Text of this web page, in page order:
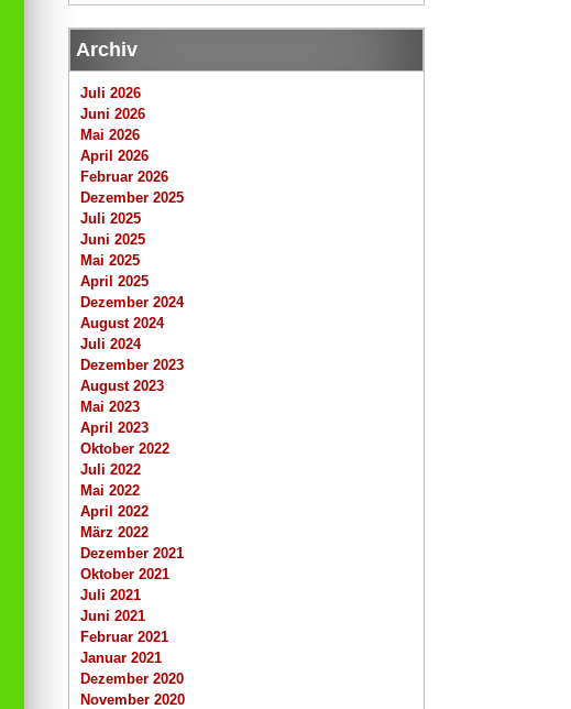
Archiv
Juli 2026
Juni 2026
Mai 2026
April 2026
Februar 2026
Dezember 2025
Juli 2025
Juni 2025
Mai 2025
April 2025
Dezember 2024
August 2024
Juli 2024
Dezember 2023
August 2023
Mai 2023
April 2023
Oktober 2022
Juli 2022
Mai 2022
April 2022
März 2022
Dezember 2021
Oktober 2021
Juli 2021
Juni 2021
Februar 2021
Januar 2021
Dezember 2020
November 2020